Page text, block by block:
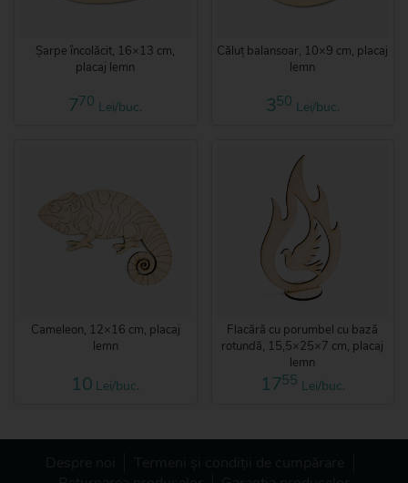
Șarpe încolăcit, 16×13 cm,
placaj lemn
770 Lei/buc.
Căluț balansoar, 10×9 cm, placaj
lemn
350 Lei/buc.
Cameleon, 12×16 cm, placaj
lemn
10 Lei/buc.
Flacără cu porumbel cu bază
rotundă, 15,5×25×7 cm, placaj
lemn
1755 Lei/buc.